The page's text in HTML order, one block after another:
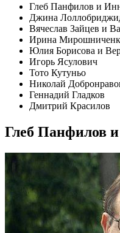
Глеб Панфилов и
Джина
Вячеслав Зайцев и
Ирина
Юлия Борисова и
Игорь Ясулович
Тото Кутуньо
Николай
Геннадий Гладков
Дмитрий Красилов
Глеб Панфилов